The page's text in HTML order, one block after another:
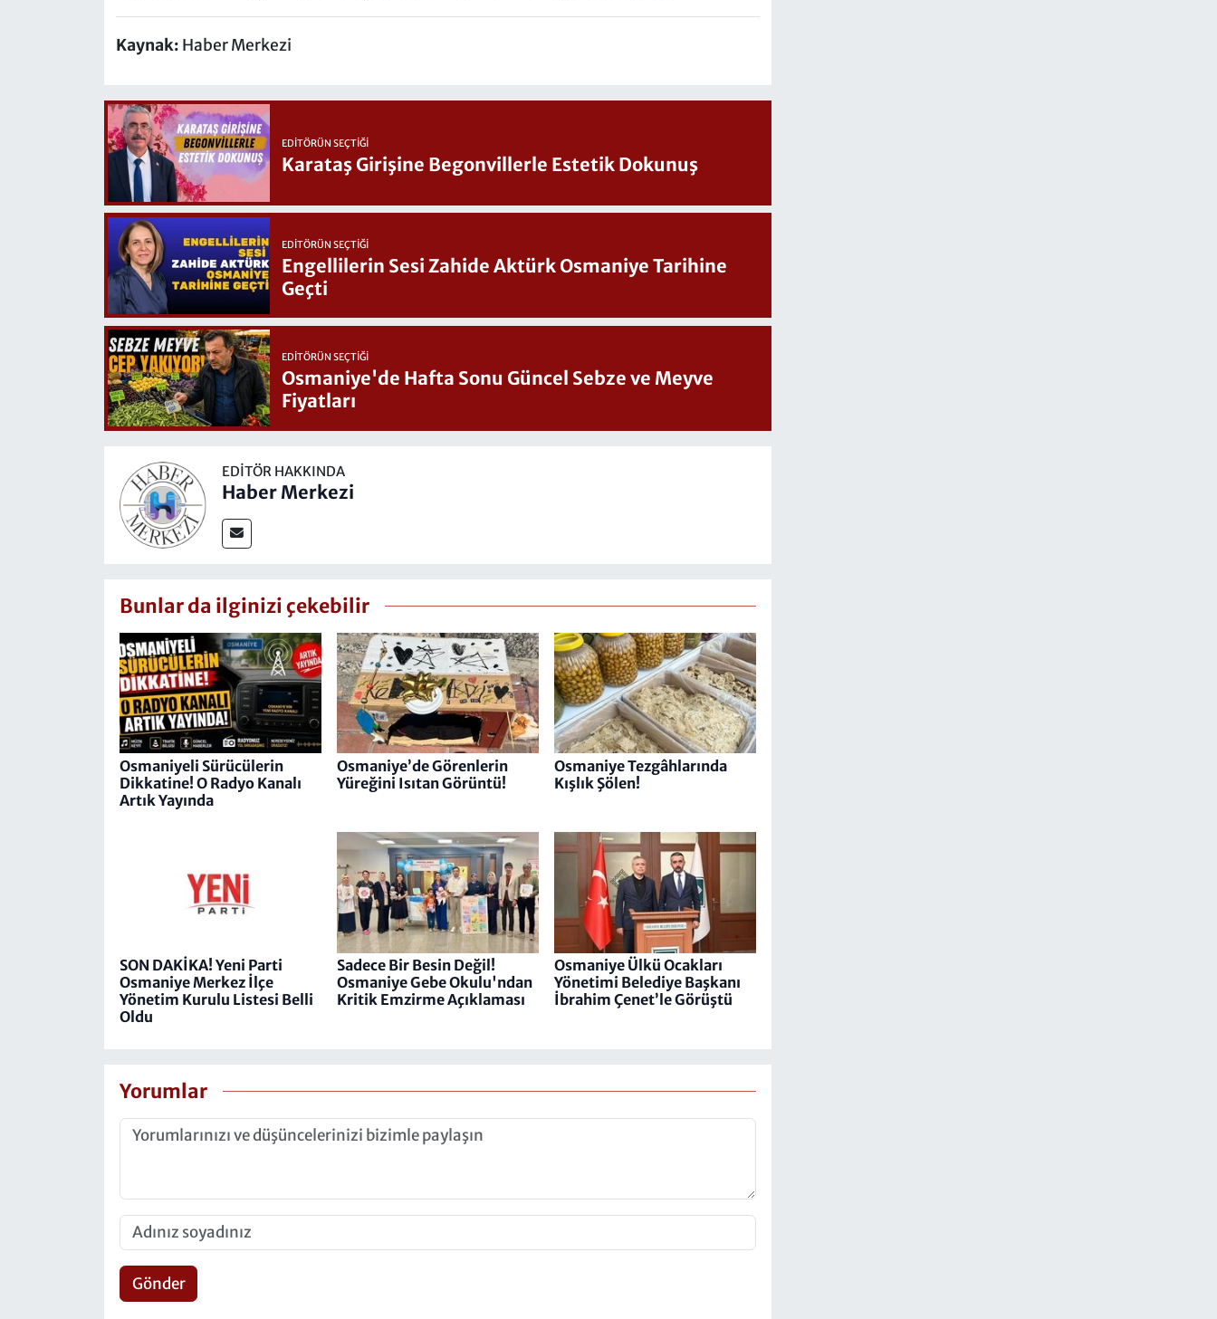
Kaynak: Haber Merkezi
EDITÖRÜN SEÇTIĞI
Karataş Girişine Begonvillerle Estetik Dokunuş
EDITÖRÜN SEÇTIĞI
Engellilerin Sesi Zahide Aktürk Osmaniye Tarihine
Geçti
EDITÖRÜN SEÇTIĞI
Osmaniye'de Hafta Sonu Güncel Sebze ve Meyve
Fiyatları
EDITÖR HAKKINDA
Haber Merkezi
Bunlar da ilginizi çekebilir
Osmaniyeli Sürücülerin
Dikkatine! O Radyo Kanalı
Artık Yayında
Osmaniye’de Görenlerin
Yüreğini Isıtan Görüntü!
Osmaniye Tezgâhlarında
Kışlık Şölen!
SON DAKİKA! Yeni Parti
Osmaniye Merkez İlçe
Yönetim Kurulu Listesi Belli
Oldu
Sadece Bir Besin Değil!
Osmaniye Gebe Okulu'ndan
Kritik Emzirme Açıklaması
Osmaniye Ülkü Ocakları
Yönetimi Belediye Başkanı
İbrahim Çenet’le Görüştü
Yorumlar
Gönder